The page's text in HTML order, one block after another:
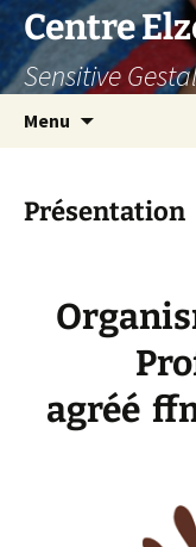
Aller
contenu
Centre
Sensitive
Menu
Présentation
agréé